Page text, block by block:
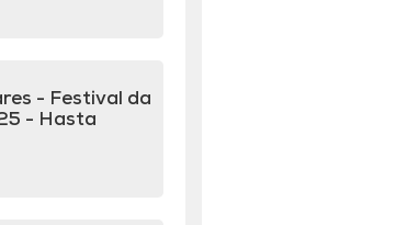
- Festival da
- Hasta